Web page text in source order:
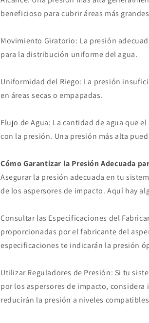
beneficioso para cubrir áreas más
Movimiento Giratorio: La presión
para la distribución uniforme del agua.
Uniformidad del Riego: La presión
en áreas secas o empapadas.
Flujo de Agua: La cantidad de agua que
con la presión. Una presión más alta
Cómo Garantizar la Presión Adecuada
Asegurar la presión adecuada en tu
de los aspersores de impacto. Aquí hay
Consultar las Especificaciones del
proporcionadas por el fabricante del
especificaciones te indicarán la presión
Utilizar Reguladores de Presión: Si tu
por los aspersores de impacto,
reducirán la presión a niveles